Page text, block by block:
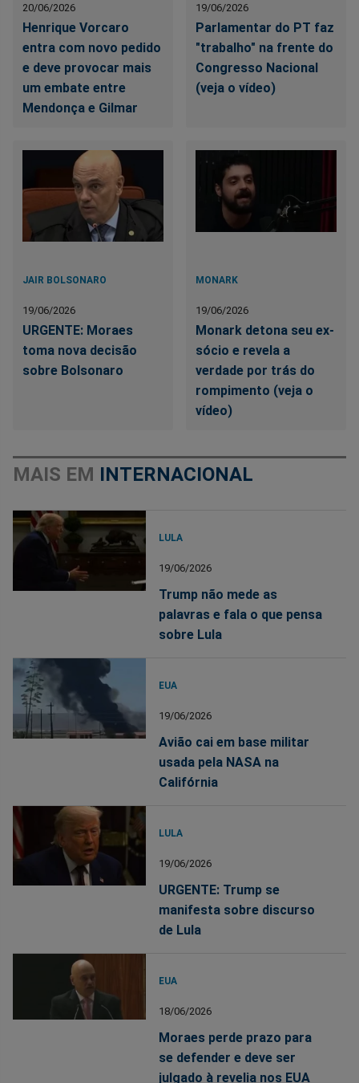
20/06/2026
Henrique Vorcaro
entra com novo pedido
e deve provocar mais
um embate entre
Mendonça e Gilmar
19/06/2026
Parlamentar do PT faz
"trabalho" na frente do
Congresso Nacional
(veja o vídeo)
JAIR BOLSONARO
19/06/2026
URGENTE: Moraes
toma nova decisão
sobre Bolsonaro
MONARK
19/06/2026
Monark detona seu ex-
sócio e revela a
verdade por trás do
rompimento (veja o
vídeo)
MAIS EM INTERNACIONAL
LULA
19/06/2026
Trump não mede as
palavras e fala o que pensa
sobre Lula
EUA
19/06/2026
Avião cai em base militar
usada pela NASA na
Califórnia
LULA
19/06/2026
URGENTE: Trump se
manifesta sobre discurso
de Lula
EUA
18/06/2026
Moraes perde prazo para
se defender e deve ser
julgado à revelia nos EUA